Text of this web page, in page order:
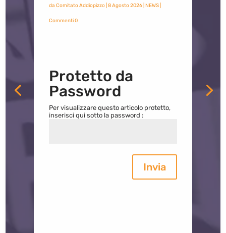
da Comitato Addiopizzo| 8 Agosto 2026| NEWS|
Commenti 0
Protetto da
Password
Per visualizzare questo articolo protetto,
inserisci qui sotto la password :
Invia